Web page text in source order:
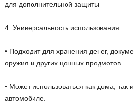
для дополнительной защиты.
4. Универсальность использования
• Подходит для хранения денег,
оружия и других ценных предметов.
• Может использоваться как дома, так
автомобиле.